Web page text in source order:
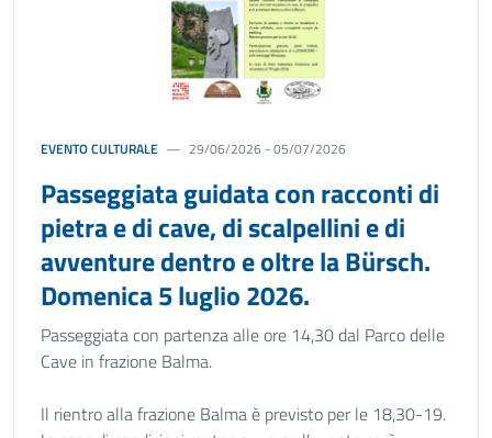
EVENTO CULTURALE 29/06/2026 - 05/07/2026
Passeggiata guidata con racconti di
pietra e di cave, di scalpellini e di
avventure dentro e oltre la Bürsch.
Domenica 5 luglio 2026.
Passeggiata con partenza alle ore 14,30 dal Parco delle
Cave in frazione Balma.
Il rientro alla frazione Balma è previsto per le 18,30-19.